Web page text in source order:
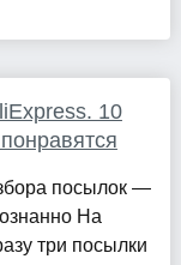
10
посылок —
На
три посылки